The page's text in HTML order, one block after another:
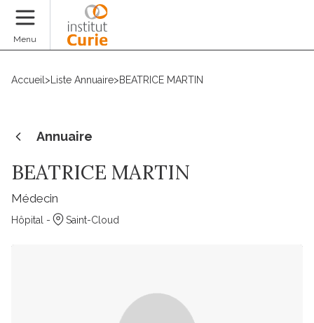
Menu
Accueil > Liste Annuaire>BEATRICE MARTIN
Annuaire
BEATRICE MARTIN
Médecin
Hôpital - Saint-Cloud